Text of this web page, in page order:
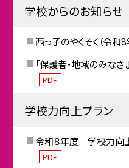
学校からのお知らせ
西っ子のやくそく（令和8
「保護者・地域のみなさ
PDF
学校力向上プラン
令和８年度 学校力向上
PDF